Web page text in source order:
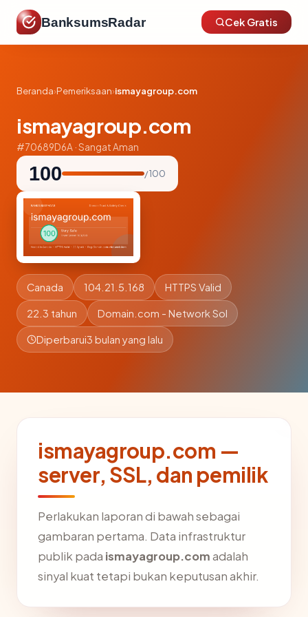
BanksumsRadar Cek Gratis
Beranda›Pemeriksaan›ismayagroup.com
ismayagroup.com
#70689D6A · Sangat Aman
100 / 100
Canada 104.21.5.168 HTTPS Valid
22.3 tahun Domain.com - Network Sol
Diperbarui3 bulan yang lalu
ismayagroup.com —
server, SSL, dan pemilik
Perlakukan laporan di bawah sebagai
gambaran pertama. Data infrastruktur
publik pada ismayagroup.comadalah
sinyal kuat tetapi bukan keputusan akhir.